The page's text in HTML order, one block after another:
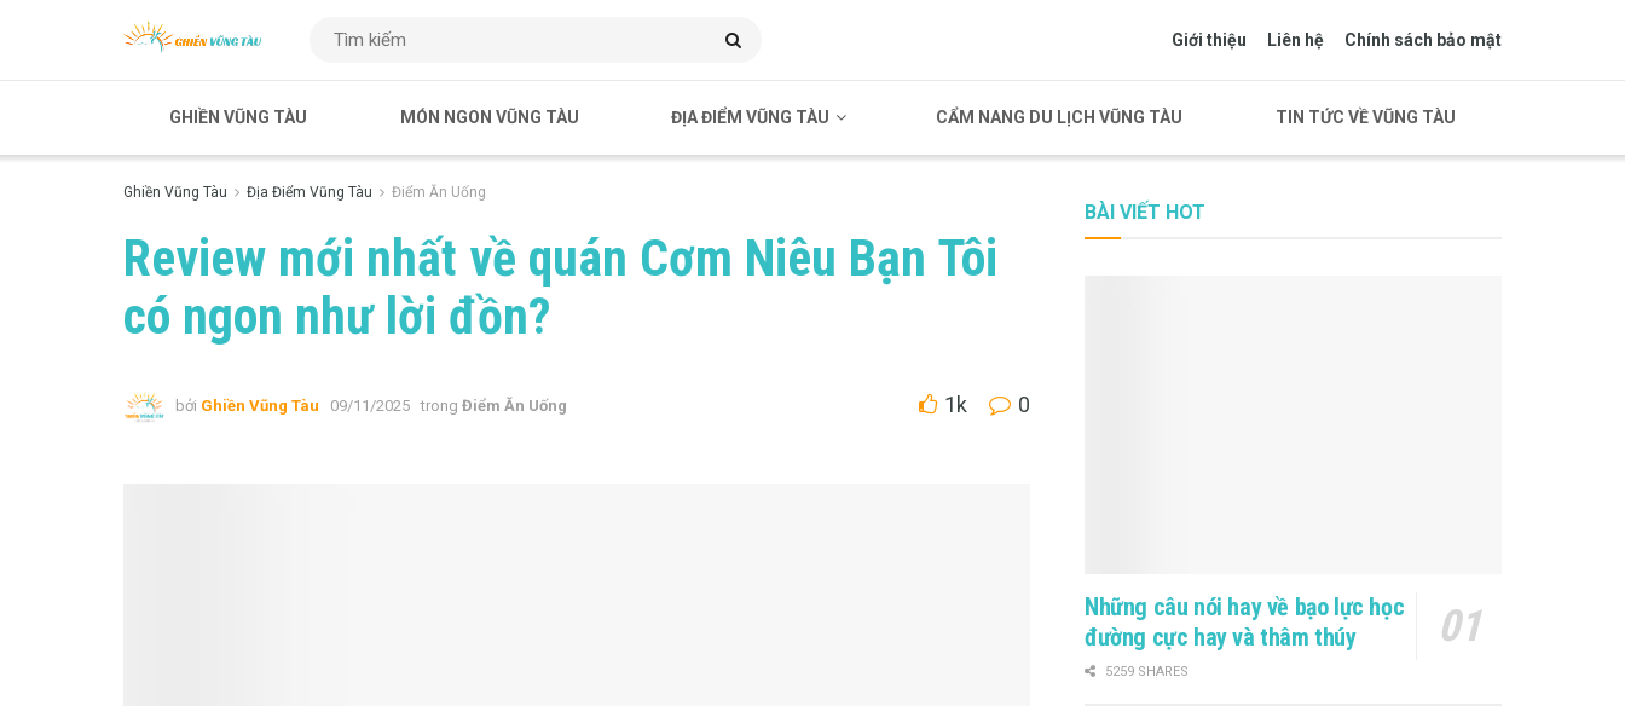
Giới thiệu Liên hệ Chính sách bảo mật
GHIỀN VŨNG TÀU MÓN NGON VŨNG TÀU ĐỊA ĐIỂM VŨNG TÀU CẨM NANG DU LỊCH VŨNG TÀU TIN TỨC VỀ VŨNG TÀU
Ghiền Vũng Tàu Địa Điểm Vũng Tàu Điểm Ăn Uống
Review mới nhất về quán Cơm Niêu Bạn Tôi
có ngon như lời đồn?
bởi Ghiền Vũng Tàu 09/11/2025 trong Điểm Ăn Uống 1k 0
BÀI VIẾT HOT
Những câu nói hay về bạo lực học
đường cực hay và thâm thúy
5259 SHARES